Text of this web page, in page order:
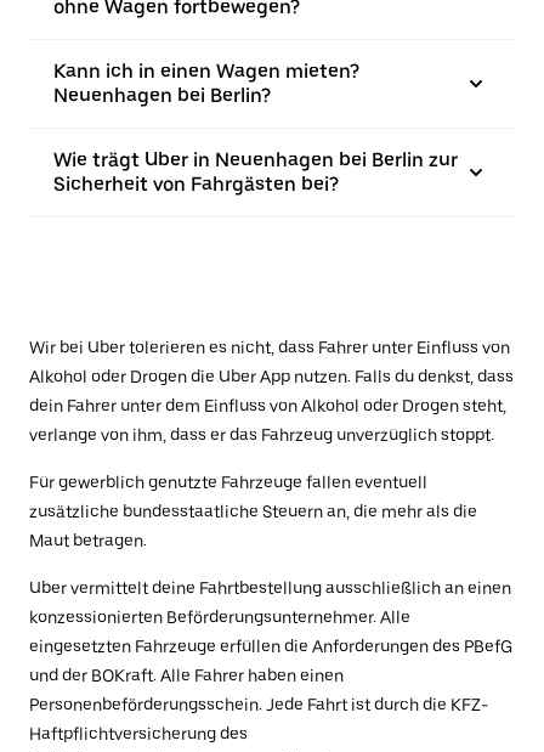
ohne Wagen fortbewegen?
Kann ich in einen Wagen mieten?
Neuenhagen bei Berlin?
Wie trägt Uber in Neuenhagen bei Berlin zur
Sicherheit von Fahrgästen bei?
Wir bei Uber tolerieren es nicht, dass Fahrer unter Einfluss von
Alkohol oder Drogen die Uber App nutzen. Falls du denkst, dass
dein Fahrer unter dem Einfluss von Alkohol oder Drogen steht,
verlange von ihm, dass er das Fahrzeug unverzüglich stoppt.
Für gewerblich genutzte Fahrzeuge fallen eventuell
zusätzliche bundesstaatliche Steuern an, die mehr als die
Maut betragen.
Uber vermittelt deine Fahrtbestellung ausschließlich an einen
konzessionierten Beförderungsunternehmer. Alle
eingesetzten Fahrzeuge erfüllen die Anforderungen des PBefG
und der BOKraft. Alle Fahrer haben einen
Personenbeförderungsschein. Jede Fahrt ist durch die KFZ-
Haftpflichtversicherung des